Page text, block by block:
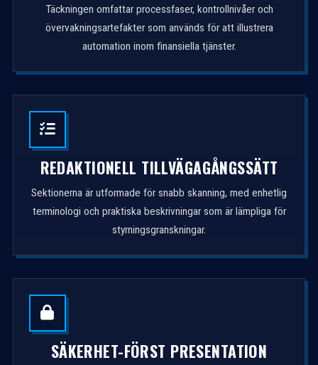
Täckningen omfattar processfaser, kontrollnivåer och
övervakningsartefakter som används för att illustrera
automation inom finansiella tjänster.
REDAKTIONELL TILLVÄGAGÅNGSSÄTT
Sektionerna är utformade för snabb skanning, med enhetlig
terminologi och praktiska beskrivningar som är lämpliga för
styrningsgranskningar.
SÄKERHET-FÖRST PRESENTATION